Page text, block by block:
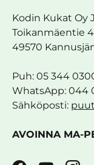
Kodin Kukat Oy
Toikanmäentie
49570
Puh: 05 344
WhatsApp: 044
Sähköposti:
AVOINNA MA-